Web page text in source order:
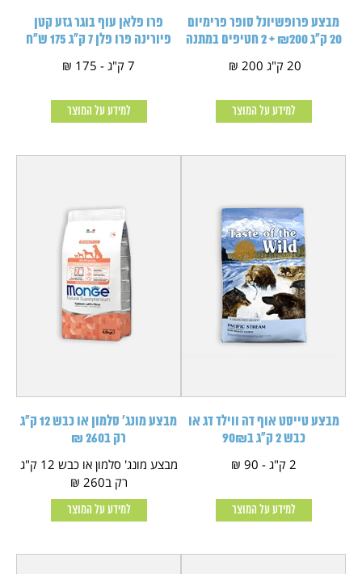
מבצע פרופשיונל סופר פרימיום
20 ק"ג ₪200 + 2 חטיפים במתנה
20 ק"ג 200 ₪
למידע על המוצר
פרו פלאן עוף בוגר גזע קטן
פיורינה פרו פלן 7 ק"ג 175 ש"ח
7 ק"ג - 175 ₪
למידע על המוצר
מבצע טייסט אוף דה ווילד דג או
כבש 2 ק"ג ב90₪
2 ק"ג - 90 ₪
למידע על המוצר
מבצע מונג' סלמון או כבש 12 ק"ג
רק ב260 ₪
מבצע מונג' סלמון או כבש 12 ק"ג
רק ב260 ₪
למידע על המוצר